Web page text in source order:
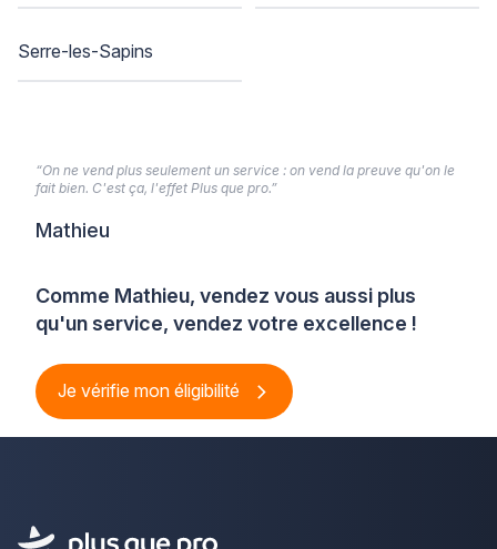
Serre-les-Sapins
Comme Mathieu, vendez vous aussi plus
qu'un service, vendez votre excellence !
Je vérifie mon éligibilité
“On ne vend plus seulement un service : on vend la preuve qu'on le
fait bien. C'est ça, l'effet Plus que pro.”
Mathieu